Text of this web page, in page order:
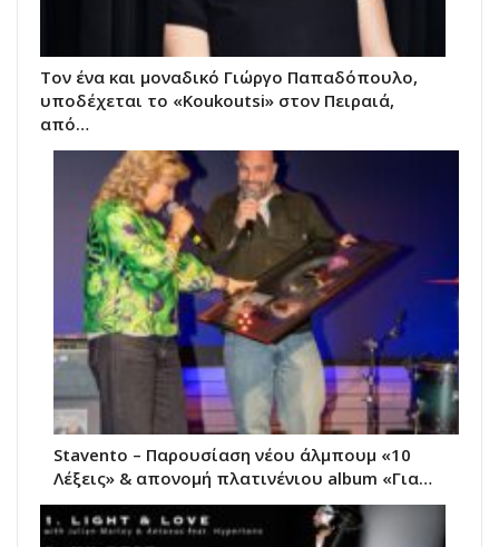
Τον ένα και μοναδικό Γιώργο Παπαδόπουλο,
υποδέχεται το «Koukoutsi» στον Πειραιά,
από…
Stavento – Παρουσίαση νέου άλμπουμ «10
Λέξεις» & απονομή πλατινένιου album «Για…